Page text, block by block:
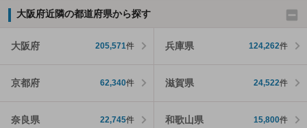
大阪府近隣の都道府県から探す
大阪府 205,571件 兵庫県 124,262件
京都府 62,340件 滋賀県 24,522件
奈良県 22,745件 和歌山県 15,800件